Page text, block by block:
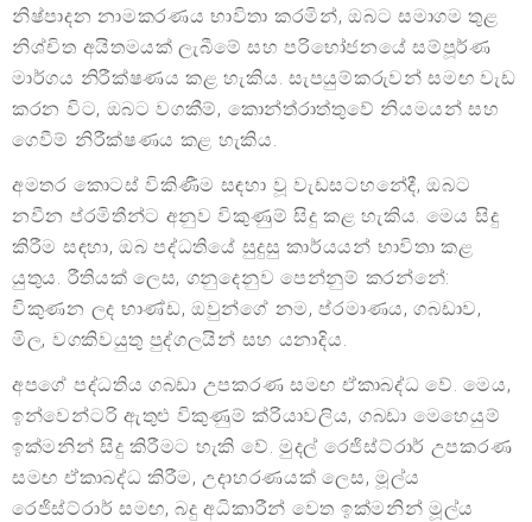
නිෂ්පාදන නාමකරණය භාවිතා කරමින්, ඔබට සමාගම තුළ
නිශ්චිත අයිතමයක් ලැබීමේ සහ පරිභෝජනයේ සම්පූර්ණ
මාර්ගය නිරීක්ෂණය කළ හැකිය. සැපයුම්කරුවන් සමඟ වැඩ
කරන විට, ඔබට වගකීම්, කොන්ත්රාත්තුවේ නියමයන් සහ
ගෙවීම් නිරීක්ෂණය කළ හැකිය.
අමතර කොටස් විකිණීම සඳහා වූ වැඩසටහනේදී, ඔබට
නවීන ප්රමිතීන්ට අනුව විකුණුම් සිදු කළ හැකිය. මෙය සිදු
කිරීම සඳහා, ඔබ පද්ධතියේ සුදුසු කාර්යයන් භාවිතා කළ
යුතුය. රීතියක් ලෙස, ගනුදෙනුව පෙන්නුම් කරන්නේ:
විකුණන ලද භාණ්ඩ, ඔවුන්ගේ නම, ප්රමාණය, ගබඩාව,
මිල, වගකිවයුතු පුද්ගලයින් සහ යනාදිය.
අපගේ පද්ධතිය ගබඩා උපකරණ සමඟ ඒකාබද්ධ වේ. මෙය,
ඉන්වෙන්ටරි ඇතුළු විකුණුම් ක්රියාවලිය, ගබඩා මෙහෙයුම්
ඉක්මනින් සිදු කිරීමට හැකි වේ. මුදල් රෙජිස්ට්රාර් උපකරණ
සමඟ ඒකාබද්ධ කිරීම, උදාහරණයක් ලෙස, මූල්ය
රෙජිස්ට්රාර් සමඟ, බදු අධිකාරීන් වෙත ඉක්මනින් මූල්ය